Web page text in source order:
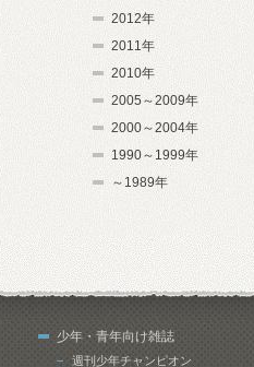
2012年
2011年
2010年
2005～2009年
2000～2004年
1990～1999年
～1989年
少年・青年向け雑誌
週刊少年チャンピオン